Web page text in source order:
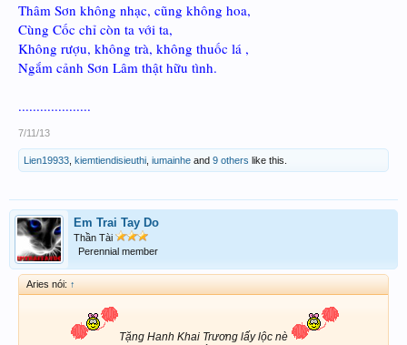
Thâm Sơn không nhạc, cũng không hoa,
Cùng Cốc chỉ còn ta với ta,
Không rượu, không trà, không thuốc lá ,
Ngắm cảnh Sơn Lâm thật hữu tình.
....................
7/11/13
Lien19933 kiemtiendisieuthi iumainhe and 9 others like this.
Em Trai Tay Do
Thần Tài
Perennial member
Aries nói: ↑
Tặng Hanh Khai Trương lấy lộc nè